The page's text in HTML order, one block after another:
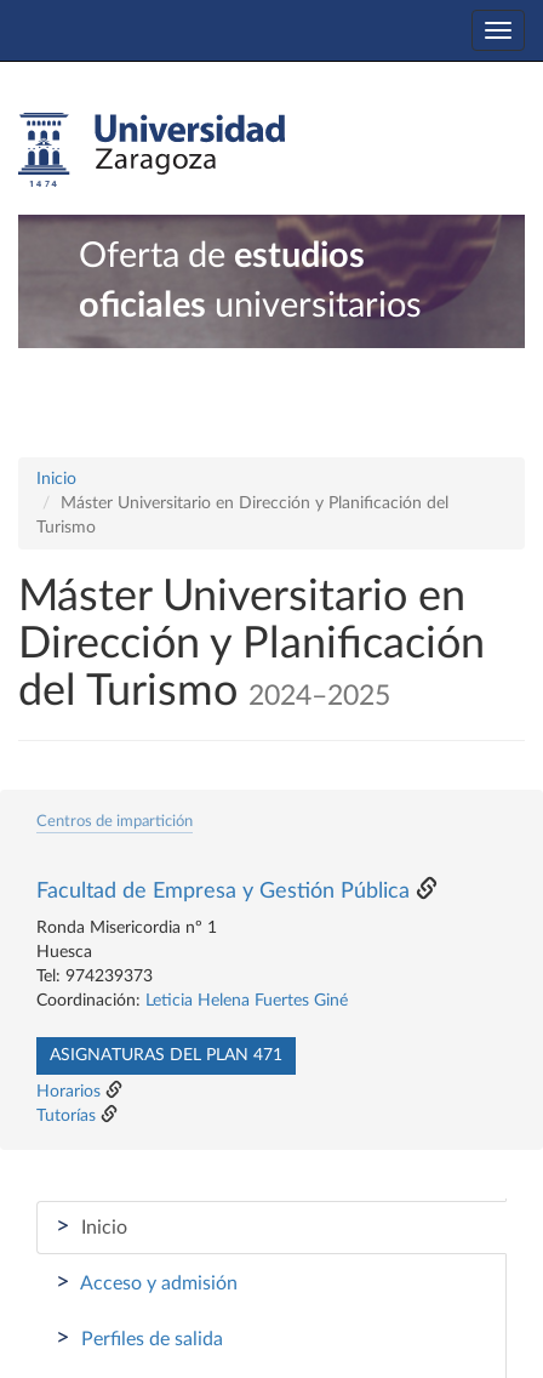
Oferta de estudios
oficiales universitarios
Inicio
Máster Universitario en Dirección y Planificación del
Turismo
Máster Universitario en
Dirección y Planificación
del Turismo 2024–2025
Centros de impartición
Facultad de Empresa y Gestión Pública
Ronda Misericordia nº 1
Huesca
Tel: 974239373
Coordinación: Leticia Helena Fuertes Giné
ASIGNATURAS DEL PLAN 471
Horarios
Tutorías
> Inicio
> Acceso y admisión
> Perfiles de salida